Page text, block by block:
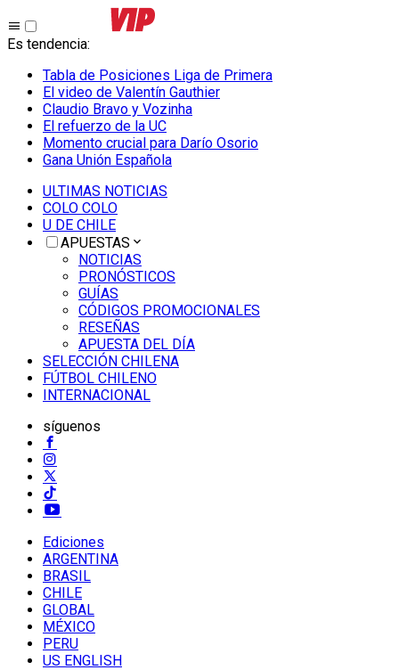
Es tendencia:
Tabla de Posiciones Liga de Primera
El video de Valentín Gauthier
Claudio Bravo y Vozinha
El refuerzo de la UC
Momento crucial para Darío Osorio
Gana Unión Española
ULTIMAS NOTICIAS
COLO COLO
U DE CHILE
APUESTAS
NOTICIAS
PRONÓSTICOS
GUÍAS
CÓDIGOS PROMOCIONALES
RESEÑAS
APUESTA DEL DÍA
SELECCIÓN CHILENA
FÚTBOL CHILENO
INTERNACIONAL
síguenos
Ediciones
ARGENTINA
BRASIL
CHILE
GLOBAL
MÉXICO
PERU
US ENGLISH